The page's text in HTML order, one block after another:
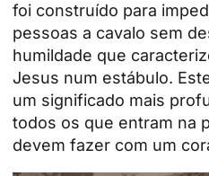
foi construído para
pessoas a cavalo sem
humildade que
Jesus num estábulo.
um significado mais
todos os que entram na
devem fazer com um